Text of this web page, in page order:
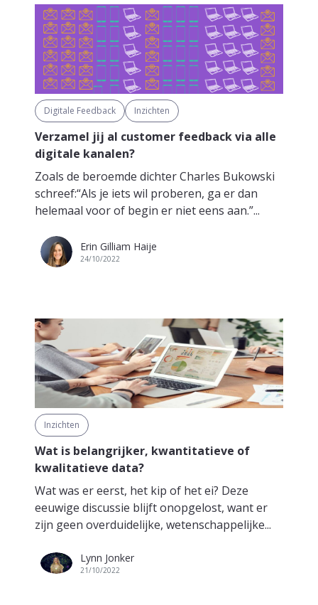
Digitale Feedback Inzichten
Verzamel jij al customer feedback via alle
digitale kanalen?
Zoals de beroemde dichter Charles Bukowski
schreef:“Als je iets wil proberen, ga er dan
helemaal voor of begin er niet eens aan.”...
Erin Gilliam Haije
24/10/2022
Inzichten
Wat is belangrijker, kwantitatieve of
kwalitatieve data?
Wat was er eerst, het kip of het ei? Deze
eeuwige discussie blijft onopgelost, want er
zijn geen overduidelijke, wetenschappelijke...
Lynn Jonker
21/10/2022